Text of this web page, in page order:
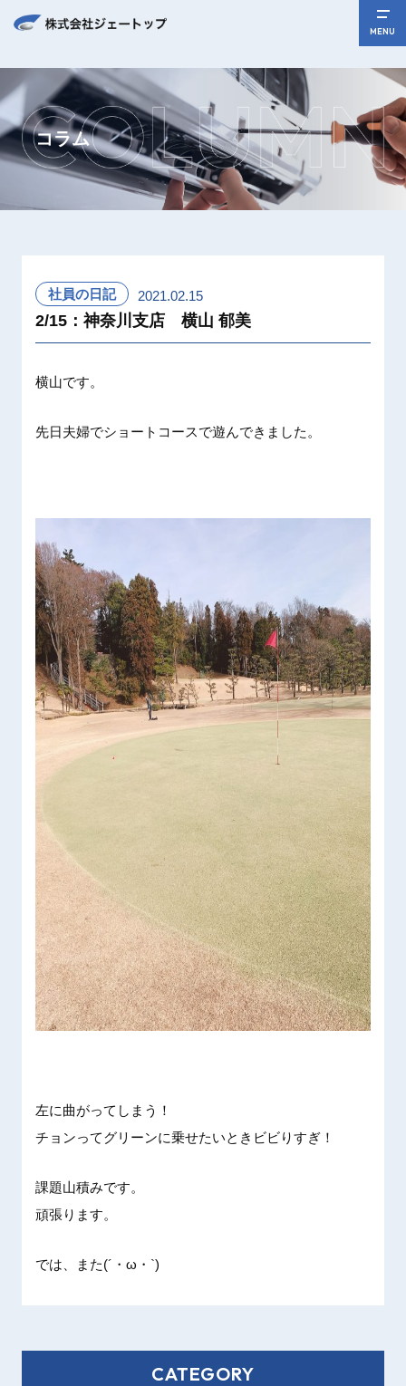
MENU
コラム
社員の日記 2021.02.15
2/15：神奈川支店 横山 郁美
横山です。
先日夫婦でショー トコースで遊んできました 。
左に曲がってしま う！
チョンってグリーンに乗せたいとき ビビりすぎ！
課題山積みです。
頑張ります。
では、ま た(´・ ω・`)
CATEGORY